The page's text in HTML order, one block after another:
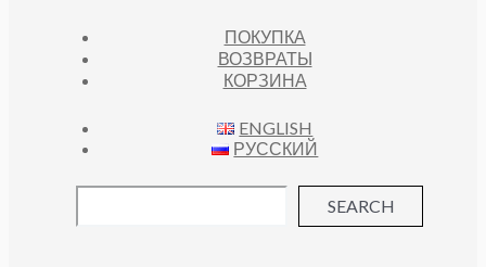
ПОКУПКА
ВОЗВРАТЫ
КОРЗИНА
ENGLISH
РУССКИЙ
SEARCH